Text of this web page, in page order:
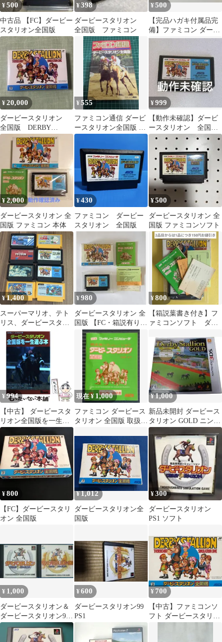
¥500
中古品 【FC】ダービー
スタリオン全国版
¥398
ダービースタリオン
全国版 ファミコン
¥500
【完品ハガキ付属品完
備】ファミコン ダービ
ースタリオン 全国版 ア
¥20,000
ダービースタリオン
全国版 DERBY
STALLION
¥555
ファミコン通信 ダービ
ースタリオン全国版 公
式ガイドブック
¥999
【動作未確認】ダービ
ースタリオン 全国版
【ソフトのみ】
¥2,000
ダービースタリオン 全
国版 ファミコン 本体
¥430
ファミコン ダービー
スタリオン 全国版
¥500
ダービースタリオン 全
国版 ファミコンソフト
¥1,400
スーパーマリオ、テト
リス、ダービースタリ
オンなど ８本セッ
ト 箱説なし
¥980
ダービースタリオン 全
国版 【FC・箱説有り・
コレクションケース付
き】
¥800
【箱説葉書き付き】フ
ァミコンソフト ダー
¥ 994
【中古】 ダービースタ
リオン全国版を一生遊
ぶ本 ファミリーコンピ
ュータ / 成沢大輔 /
JICC出版局
現在 ¥ 1,000
ファミコン ダービース
タリオン 全国版 取扱説
¥1,000
新品未開封 ダービース
タリオン GOLD ニンテ
ンドー3DS ソフト
¥800
【FC】ダービースタリ
オン 全国版
¥1,012
ダービースタリオン全
国版
¥300
ダービースタリオン
PS1 ソフト
¥ 1,000
ダービースタリオン＆
ダービースタリオン99
PS 2本セット 動作確
認済み
¥600
ダービースタリオン99
PS1
¥ 700
【中古】ファミコンソ
フト ダービースタリオ